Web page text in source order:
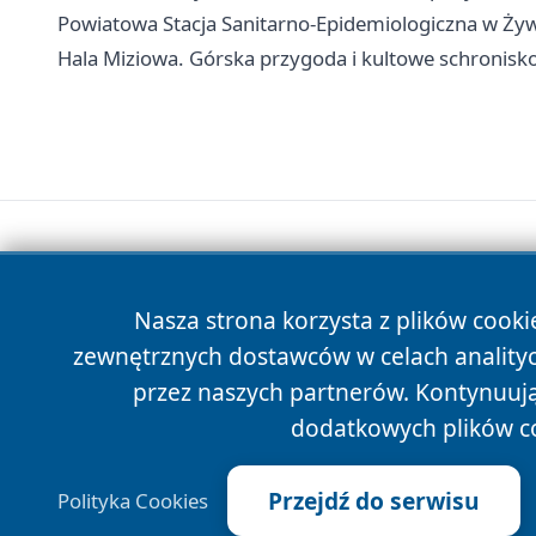
Powiatowa Stacja Sanitarno-Epidemiologiczna w
Hala Miziowa. Górska przygoda i kultowe
Nasza strona korzysta z plików
zewnętrznych dostawców w celach
przez naszych partnerów.
dodatkowych plików
Polityka Cookies Przejdź do serwisu